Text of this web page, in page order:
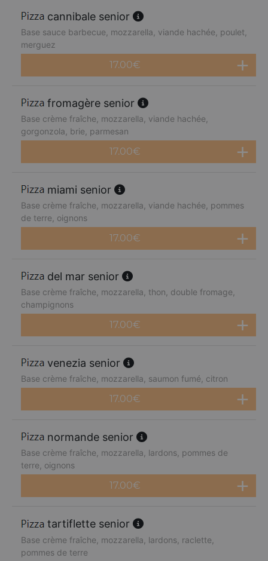
cannibale senior
Base sauce barbecue, mozzarella, viande hachée, poulet,
merguez
17.00€
fromagère senior
Base crème fraîche, mozzarella, viande hachée,
gorgonzola, brie, parmesan
17.00€
miami senior
Base crème fraîche, mozzarella, viande hachée, pommes
de terre, oignons
17.00€
del mar senior
Base crème fraîche, mozzarella, thon, double fromage,
champignons
17.00€
venezia senior
Base crème fraîche, mozzarella, saumon fumé, citron
17.00€
normande senior
Base crème fraîche, mozzarella, lardons, pommes de
terre, oignons
17.00€
tartiflette senior
Base crème fraîche, mozzarella, lardons, raclette,
pommes de terre